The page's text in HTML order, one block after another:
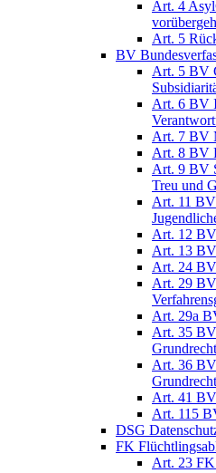
Art. 4
Art. 5
BV
Art. 5 BV
Art. 6 BV
Art. 7 BV
Art. 8 BV
Art. 9 BV
Treu und
Art. 11
Art. 12
Art. 13 BV
Art. 24
Art. 29
Art. 29a
Art. 35
Art. 36
Art. 41
Art. 115
DSG
FK
Art. 23